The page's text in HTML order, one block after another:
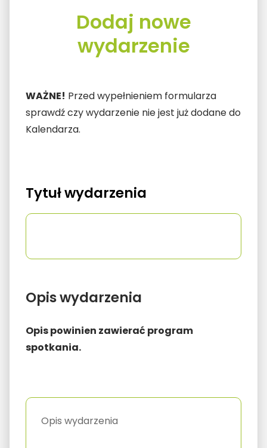
Dodaj nowe
wydarzenie
WAŻNE! Przed wypełnieniem formularza
sprawdź czy wydarzenie nie jest już dodane do
Kalendarza.
Tytuł wydarzenia
Opis wydarzenia
Opis powinien zawierać program
spotkania.